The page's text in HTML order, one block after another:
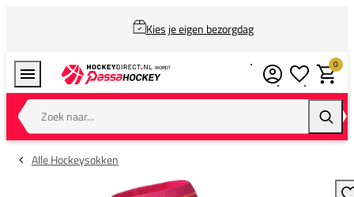
Kies je eigen bezorgdag
Zoek naar...
0
Alle Hockeysokken